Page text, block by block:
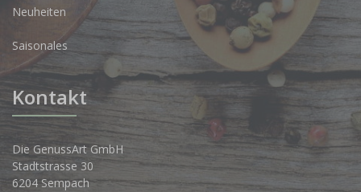
Neuheiten
Saisonales
Kontakt
Die GenussArt GmbH
Stadtstrasse 30
6204 Sempach